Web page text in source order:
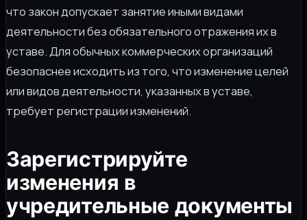
что закон допускает занятие иными видами
деятельности без обязательного отражения их в
уставе. Для обычных коммерческих организаций
безопаснее исходить из того, что изменение целей
или видов деятельности, указанных в уставе,
требует регистрации изменений.
Зарегистрируйте
изменения в
учредительные документы